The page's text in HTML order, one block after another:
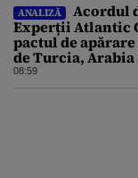
ANALIZĂ
Acordul
Experții Atlantic
pactul de
de Turcia, Arabia
Pakistan
08:59